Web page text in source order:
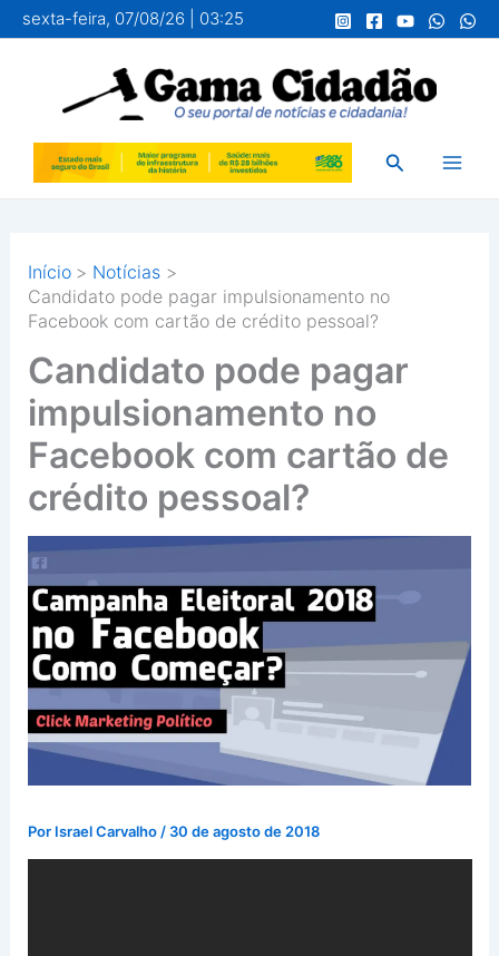
para
conteúdo
sexta-feira, 07/08/26 | 03:25
Pesquisar
Início
Notícias
Candidato pode pagar impulsionamento no
Facebook com cartão de crédito pessoal?
Candidato pode pagar
impulsionamento no
Facebook com cartão de
crédito pessoal?
Por Israel Carvalho/ 30 de agosto de 2018